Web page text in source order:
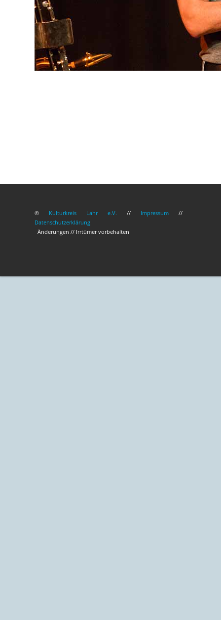
© Kulturkreis Lahr e.V. // Impressum //
Datenschutzerklärung
Änderungen // Irrtümer vorbehalten